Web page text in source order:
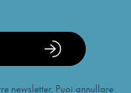
newsletter. Puoi annullare